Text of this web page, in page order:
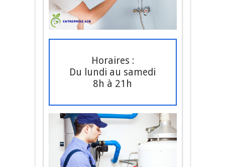
Horaires :
Du lundi au samedi
8h à 21h